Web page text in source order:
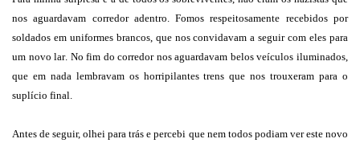
nos aguardavam corredor adentro. Fomos respeitosamente recebidos por
soldados em uniformes brancos, que nos convidavam a seguir com eles para
um novo lar. No fim do corredor nos aguardavam belos veículos iluminados,
que em nada lembravam os horripilantes trens que nos trouxeram para o
suplício final.
Antes de seguir, olhei para trás e percebi que nem todos podiam ver este novo